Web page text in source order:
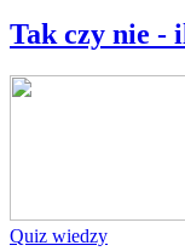
Tak czy nie -
Quiz wiedzy